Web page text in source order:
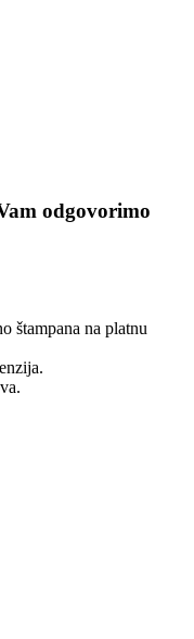
odgovorimo
štampana na platnu